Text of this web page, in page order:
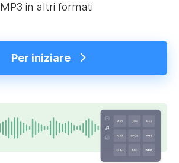
MP3 in altri formati
Per iniziare